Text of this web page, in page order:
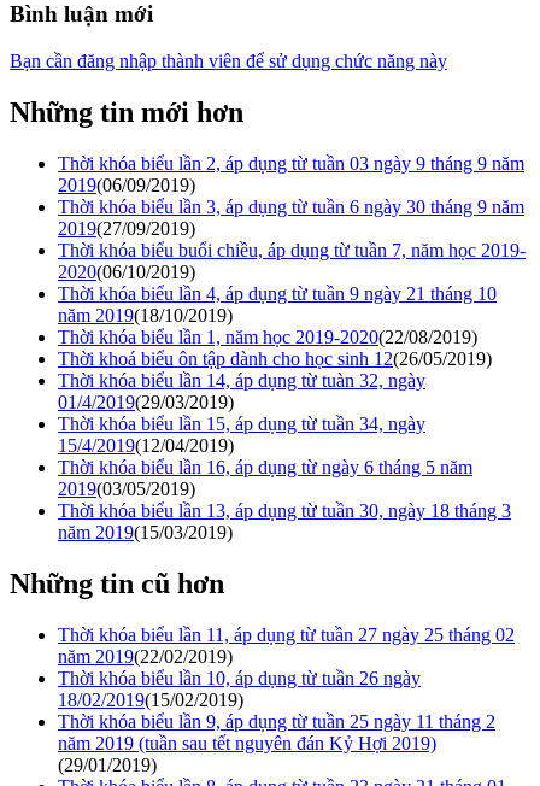
Bình luận mới
Bạn cần đăng nhập thành viên để sử dụng chức năng này
Những tin mới hơn
Thời khóa biểu lần 2, áp dụng từ tuần 03 ngày 9 tháng 9 năm
2019(06/09/2019)
Thời khóa biểu lần 3, áp dụng từ tuần 6 ngày 30 tháng 9 năm
2019(27/09/2019)
Thời khóa biểu buổi chiều, áp dụng từ tuần 7, năm học 2019-
2020(06/10/2019)
Thời khóa biểu lần 4, áp dụng từ tuần 9 ngày 21 tháng 10
năm 2019(18/10/2019)
Thời khóa biểu lần 1, năm học 2019-2020(22/08/2019)
Thời khoá biểu ôn tập dành cho học sinh 12(26/05/2019)
Thời khóa biểu lần 14, áp dụng từ tuàn 32, ngày
01/4/2019(29/03/2019)
Thời khóa biểu lần 15, áp dụng từ tuần 34, ngày
15/4/2019(12/04/2019)
Thời khóa biểu lần 16, áp dụng từ ngày 6 tháng 5 năm
2019(03/05/2019)
Thời khóa biểu lần 13, áp dụng từ tuần 30, ngày 18 tháng 3
năm 2019(15/03/2019)
Những tin cũ hơn
Thời khóa biểu lần 11, áp dụng từ tuần 27 ngày 25 tháng 02
năm 2019(22/02/2019)
Thời khóa biểu lần 10, áp dụng từ tuần 26 ngày
18/02/2019(15/02/2019)
Thời khóa biểu lần 9, áp dụng từ tuần 25 ngày 11 tháng 2
năm 2019 (tuần sau tết nguyên đán Kỷ Hợi 2019)
(29/01/2019)